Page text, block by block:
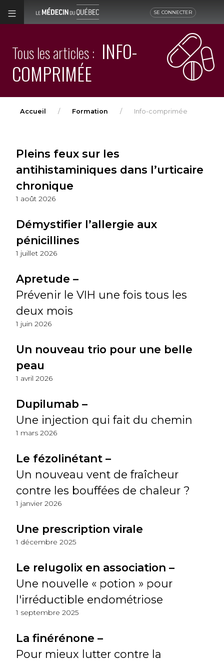
SE CONNECTER
Tous les articles : INFO-
COMPRIMÉE
Accueil Formation Info-comprimée
Pleins feux sur les
antihistaminiques dans l’urticaire
chronique
1 août 2026
Démystifier l’allergie aux
pénicillines
1 juillet 2026
Apretude –
Prévenir le VIH une fois tous les
deux mois
1 juin 2026
Un nouveau trio pour une belle
peau
1 avril 2026
Dupilumab –
Une injection qui fait du chemin
1 mars 2026
Le fézolinétant –
Un nouveau vent de fraîcheur
contre les bouffées de chaleur ?
1 janvier 2026
Une prescription virale
1 décembre 2025
Le relugolix en association –
Une nouvelle « potion » pour
l'irréductible endométriose
1 septembre 2025
La finérénone –
Pour mieux lutter contre la